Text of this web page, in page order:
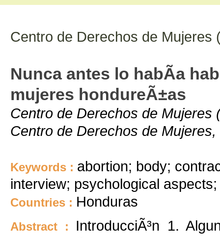
Centro de Derechos de Mujeres
Nunca antes lo habÃ­a
mujeres hondureÃ±as
Centro de Derechos de Mujeres
Centro de Derechos de Mujeres,
Keywords : abortion; body;
interview; psychological
Countries : Honduras
Abstract : IntroducciÃ³n 1.